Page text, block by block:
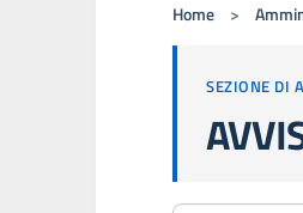
Home >
SEZIONE DI